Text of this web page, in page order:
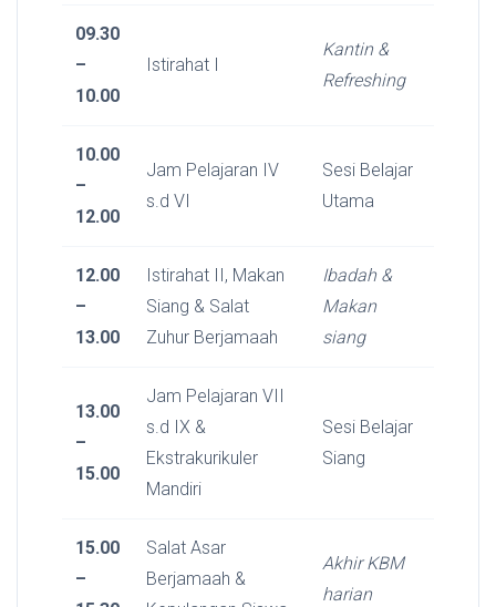
09.30
–
10.00
Istirahat I
Kantin &
Refreshing
10.00
–
12.00
Jam Pelajaran IV
s.d VI
Sesi Belajar
Utama
12.00
–
13.00
Istirahat II, Makan
Siang & Salat
Zuhur Berjamaah
Ibadah &
Makan
siang
13.00
–
15.00
Jam Pelajaran VII
s.d IX &
Ekstrakurikuler
Mandiri
Sesi Belajar
Siang
15.00
–
Salat Asar
Berjamaah &
Akhir KBM
harian